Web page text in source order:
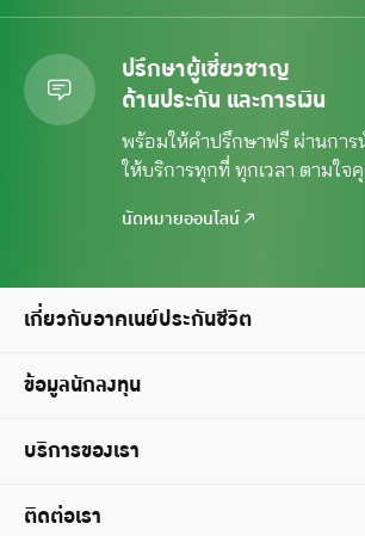
ปรึกษาผู้เชี่ยวชาญ
ด้านประกัน และการเงิน
พร้อมให้คำปรึกษาฟรี ผ่านการ
ให้บริการทุกที่ ทุกเวลา ตามใจ
นัดหมายออนไลน์
เกี่ยวกับอาคเนย์ประกันชีวิต
คณะกรรมการบริษัท
ข้อมูลนักลงทุน
ข้อมูลฐานะทางการเงินและผลดำเนินการ
บริการของเรา
ติดต่อเรา